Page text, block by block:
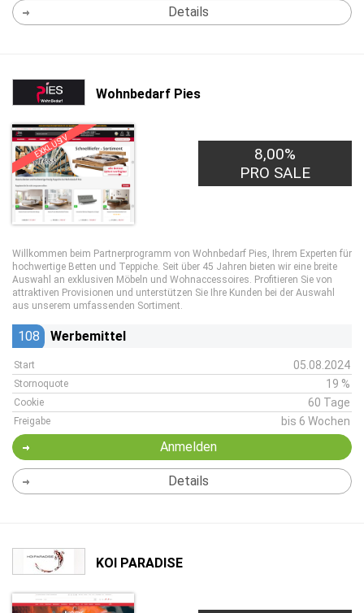
Details
Wohnbedarf Pies
EXKLUSIV
8,00%
PRO SALE
Willkommen beim Partnerprogramm von Wohnbedarf Pies, Ihrem Experten für
hochwertige Betten und Teppiche. Seit über 45 Jahren bieten wir eine breite
Auswahl an exklusiven Möbeln und Wohnaccessoires. Profitieren Sie von
attraktiven Provisionen und unterstützen Sie Ihre Kunden bei der Auswahl
aus unserem umfassenden Sortiment.
108 Werbemittel
Start 05.08.2024
Stornoquote 19 %
Cookie 60 Tage
Freigabe bis 6 Wochen
Anmelden
Details
KOI PARADISE